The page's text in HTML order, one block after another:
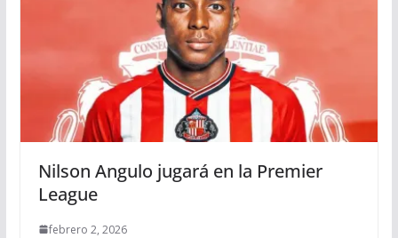
Nilson Angulo jugará en la Premier
League
febrero 2, 2026